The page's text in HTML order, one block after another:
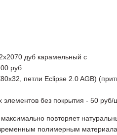
дуб карамельный с
руб
петли Eclipse 2.0 AGB)
без покрытия - 50 руб/
повторяет
полимерным